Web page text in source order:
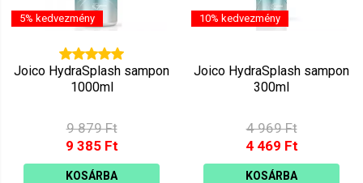
5% kedvezmény
Joico HydraSplash sampon
1000ml
9 879 Ft
9 385 Ft
KOSÁRBA
10% kedvezmény
Joico HydraSplash sampon
300ml
4 969 Ft
4 469 Ft
KOSÁRBA